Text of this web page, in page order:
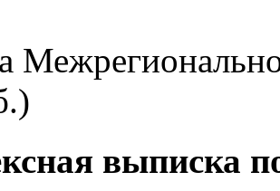
выписка